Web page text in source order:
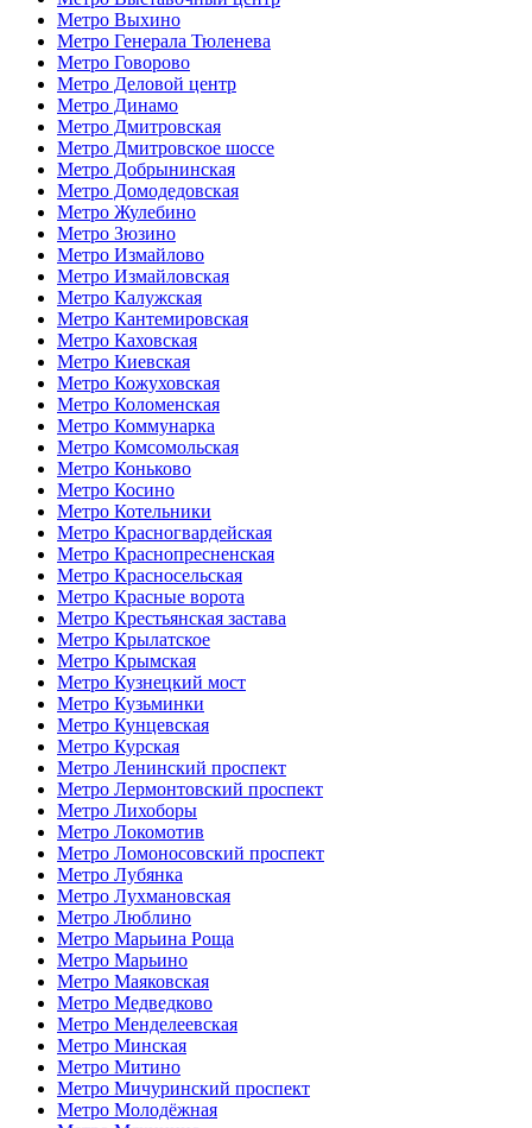
Метро Выхино
Метро Генерала Тюленева
Метро Говорово
Метро Деловой центр
Метро Динамо
Метро Дмитровская
Метро Дмитровское шоссе
Метро Добрынинская
Метро Домодедовская
Метро Жулебино
Метро Зюзино
Метро Измайлово
Метро Измайловская
Метро Калужская
Метро Кантемировская
Метро Каховская
Метро Киевская
Метро Кожуховская
Метро Коломенская
Метро Коммунарка
Метро Комсомольская
Метро Коньково
Метро Косино
Метро Котельники
Метро Красногвардейская
Метро Краснопресненская
Метро Красносельская
Метро Красные ворота
Метро Крестьянская застава
Метро Крылатское
Метро Крымская
Метро Кузнецкий мост
Метро Кузьминки
Метро Кунцевская
Метро Курская
Метро Ленинский проспект
Метро Лермонтовский проспект
Метро Лихоборы
Метро Локомотив
Метро Ломоносовский проспект
Метро Лубянка
Метро Лухмановская
Метро Люблино
Метро Марьина Роща
Метро Марьино
Метро Маяковская
Метро Медведково
Метро Менделеевская
Метро Минская
Метро Митино
Метро Мичуринский проспект
Метро Молодёжная